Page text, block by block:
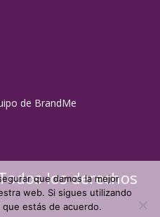
de BrandMe
los derechos
que damos la mejor
web. Si sigues utilizando
estás de acuerdo.